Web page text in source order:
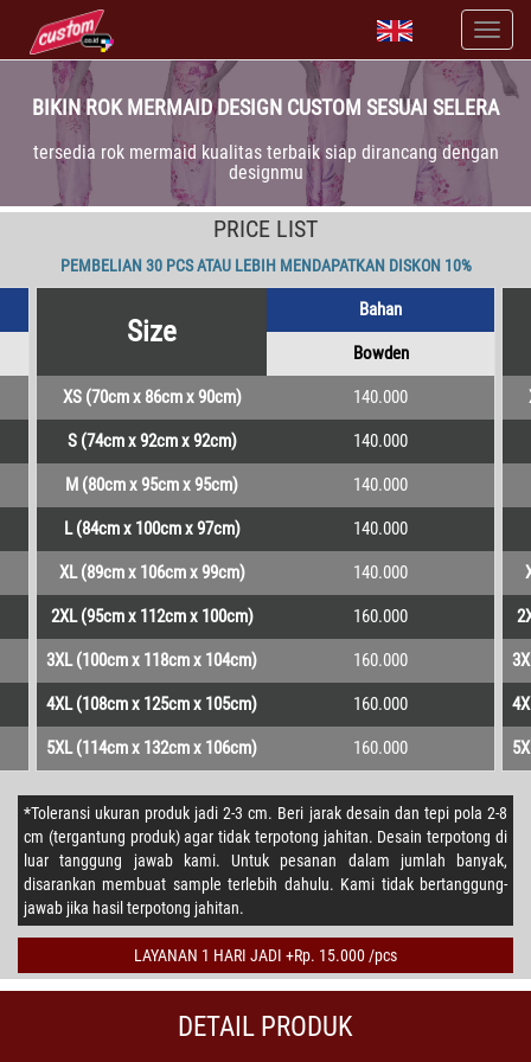
BIKIN ROK MERMAID DESIGN CUSTOM SESUAI SELERA
tersedia rok mermaid kualitas terbaik siap dirancang dengan
designmu
PRICE LIST
PEMBELIAN 30 PCS ATAU LEBIH MENDAPATKAN DISKON 10%
Size
Bahan
Bowden
XS (70cm x 86cm x 90cm) 140.000
S (74cm x 92cm x 92cm) 140.000
M (80cm x 95cm x 95cm) 140.000
L (84cm x 100cm x 97cm) 140.000
XL (89cm x 106cm x 99cm) 140.000
2XL (95cm x 112cm x 100cm) 160.000
3XL (100cm x 118cm x 104cm) 160.000
4XL (108cm x 125cm x 105cm) 160.000
5XL (114cm x 132cm x 106cm) 160.000
*Toleransi ukuran produk jadi 2-3 cm. Beri jarak desain dan tepi pola 2-8
cm (tergantung produk) agar tidak terpotong jahitan. Desain terpotong di
luar tanggung jawab kami. Untuk pesanan dalam jumlah banyak,
disarankan membuat sample terlebih dahulu. Kami tidak bertanggung-
jawab jika hasil terpotong jahitan.
LAYANAN 1 HARI JADI +Rp. 15.000 /pcs
DETAIL PRODUK